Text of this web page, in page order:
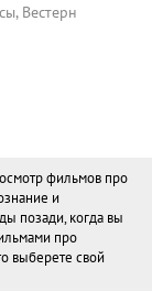
Вестерн
фильмов про
и
позади, когда вы
про
выберете свой